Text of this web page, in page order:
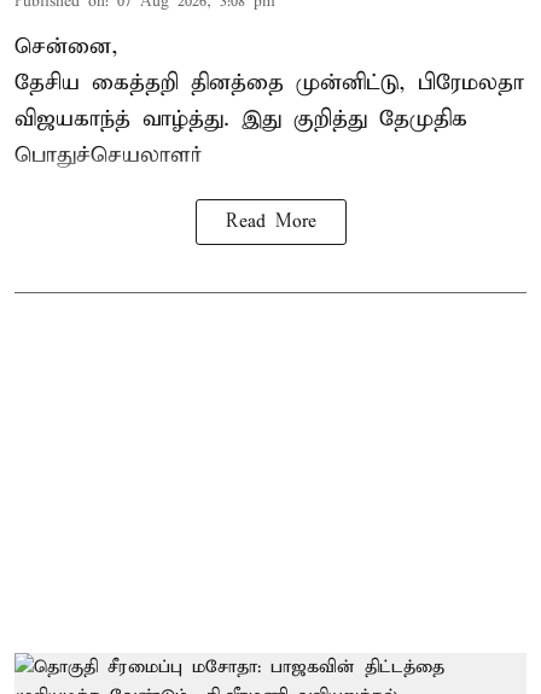
சென்னை,
தேசிய கைத்தறி தினத்தை முன்னிட்டு, பிரேமலதா
விஜயகாந்த் வாழ்த்து. இது குறித்து தேமுதிக
பொதுச்செயலாளர்
Read More